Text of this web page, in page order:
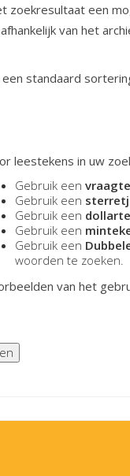
zoekresultaat een
van het
standaard
leestekens in uw
Gebruik een
Gebruik een
Gebruik een
Gebruik een
Gebruik een
woorden te zoeken.
van het